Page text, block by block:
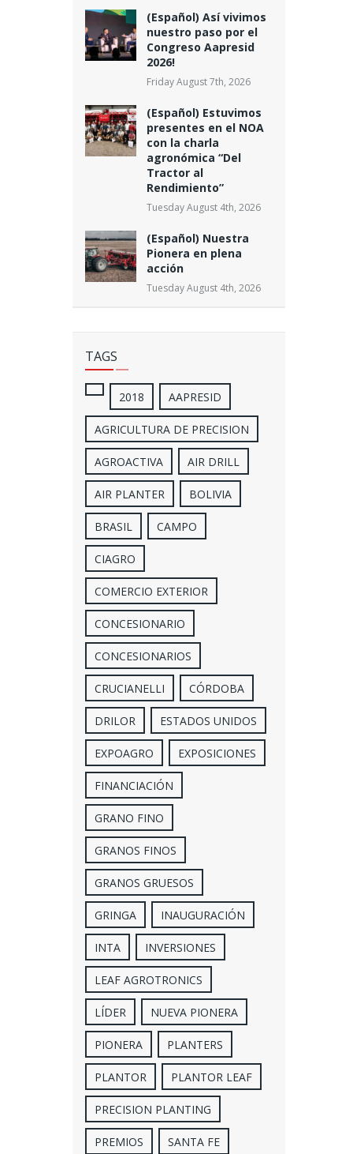
(Español) Así vivimos
nuestro paso por el
Congreso Aapresid
2026!
Friday August 7th, 2026
(Español) Estuvimos
presentes en el NOA
con la charla
agronómica “Del
Tractor al
Rendimiento”
Tuesday August 4th, 2026
(Español) Nuestra
Pionera en plena
acción
Tuesday August 4th, 2026
TAGS
2018 AAPRESID
AGRICULTURA DE PRECISION
AGROACTIVA AIR DRILL
AIR PLANTER BOLIVIA
BRASIL CAMPO
CIAGRO
COMERCIO EXTERIOR
CONCESIONARIO
CONCESIONARIOS
CRUCIANELLI CÓRDOBA
DRILOR ESTADOS UNIDOS
EXPOAGRO EXPOSICIONES
FINANCIACIÓN
GRANO FINO
GRANOS FINOS
GRANOS GRUESOS
GRINGA INAUGURACIÓN
INTA INVERSIONES
LEAF AGROTRONICS
LÍDER NUEVA PIONERA
PIONERA PLANTERS
PLANTOR PLANTOR LEAF
PRECISION PLANTING
PREMIOS SANTA FE